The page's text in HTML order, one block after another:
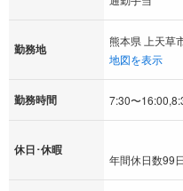
勤務地
熊本県 上天草
地図を表示
勤務時間 7:30〜
休日･休暇
年間休日数99日